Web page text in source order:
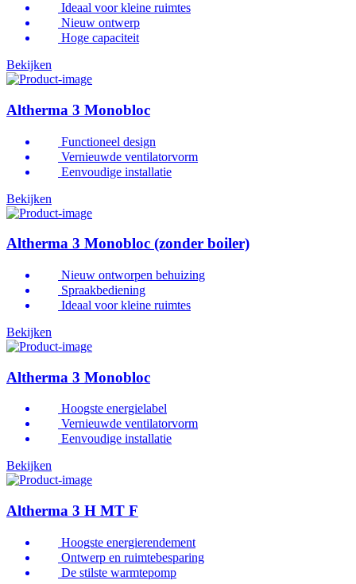
Ideaal voor kleine ruimtes
Nieuw ontwerp
Hoge capaciteit
Bekijken
Altherma 3 Monobloc
Functioneel design
Vernieuwde ventilatorvorm
Eenvoudige installatie
Bekijken
Altherma 3 Monobloc (zonder boiler)
Nieuw ontworpen behuizing
Spraakbediening
Ideaal voor kleine ruimtes
Bekijken
Altherma 3 Monobloc
Hoogste energielabel
Vernieuwde ventilatorvorm
Eenvoudige installatie
Bekijken
Altherma 3 H MT F
Hoogste energierendement
Ontwerp en ruimtebesparing
De stilste warmtepomp